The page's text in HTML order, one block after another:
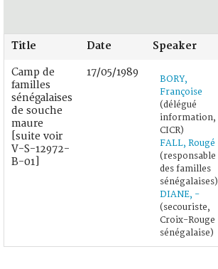
Title Date Speaker
Camp de
familles
sénégalaises
de souche
maure
[suite voir
V-S-12972-
B-01]
17/05/1989
BORY,
Françoise
(délégué
information,
CICR)
FALL, Rougé
(responsable
des familles
sénégalaises)
DIANE, -
(secouriste,
Croix-Rouge
sénégalaise)